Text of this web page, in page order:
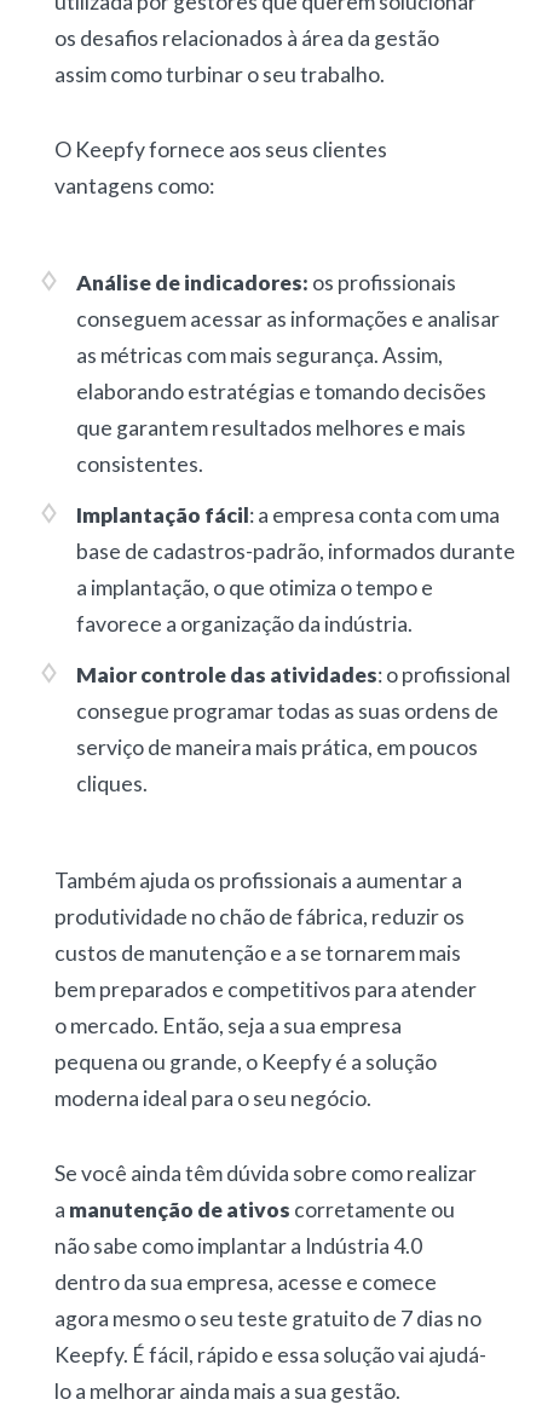
os desafios relacionados à área da gestão
assim como turbinar o seu trabalho.
O Keepfy fornece aos seus clientes
vantagens como:
Análise de indicadores: os profissionais
conseguem acessar as informações e analisar
as métricas com mais segurança. Assim,
elaborando estratégias e tomando decisões
que garantem resultados melhores e mais
consistentes.
Implantação fácil: a empresa conta com uma
base de cadastros-padrão, informados durante
a implantação, o que otimiza o tempo e
favorece a organização da indústria.
Maior controle das atividades: o profissional
consegue programar todas as suas ordens de
serviço de maneira mais prática, em poucos
cliques.
Também ajuda os profissionais a aumentar a
produtividade no chão de fábrica, reduzir os
custos de manutenção e a se tornarem mais
bem preparados e competitivos para atender
o mercado. Então, seja a sua empresa
pequena ou grande, o Keepfy é a solução
moderna ideal para o seu negócio.
Se você ainda têm dúvida sobre como realizar
a manutenção de ativos corretamente ou
não sabe como implantar a Indústria 4.0
dentro da sua empresa, acesse e comece
agora mesmo o seu teste gratuito de 7 dias no
Keepfy. É fácil, rápido e essa solução vai ajudá-
lo a melhorar ainda mais a sua gestão.